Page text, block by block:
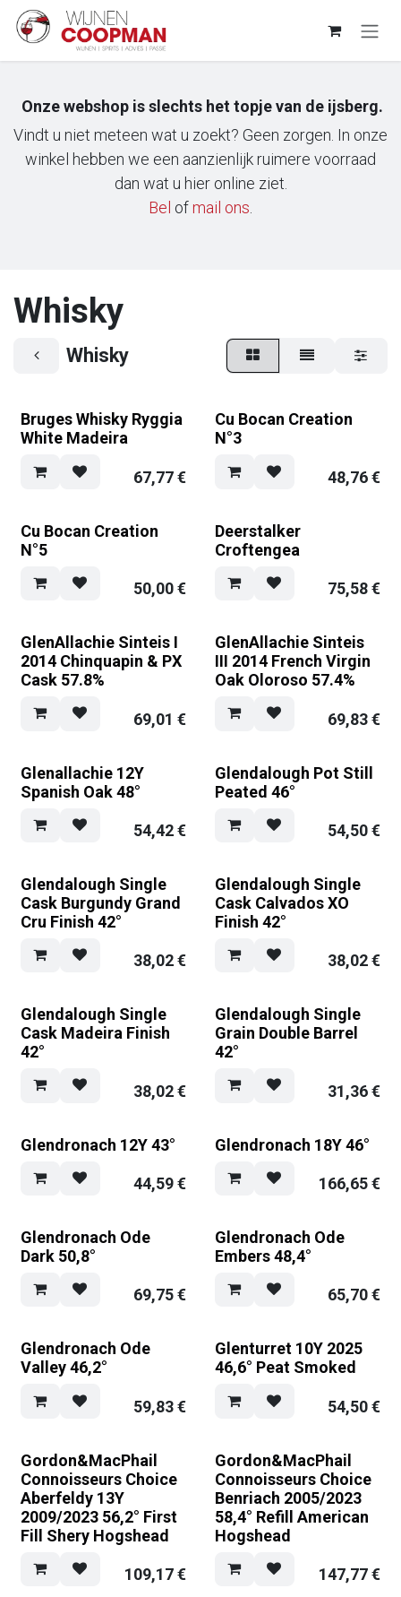
Overslaan naar inhoud
Onze webshop is slechts het topje van de ijsberg.
Vindt u niet meteen wat u zoekt? Geen zorgen. In onze
winkel hebben we een aanzienlijk ruimere voorraad
dan wat u hier online ziet.
Bel ofm​ail ons
Whisky
Whisky
Bruges Whisky Ryggia
White Madeira
67,77€
Cu Bocan Creation
N°3
48,76€
Cu Bocan Creation
N°5
50,00€
Deerstalker
Croftengea
75,58€
GlenAllachie Sinteis I
2014 Chinquapin & PX
Cask 57.8%
69,01 €
GlenAllachie Sinteis
III 2014 French Virgin
Oak Oloroso 57.4%
69,83€
Glenallachie 12Y
Spanish Oak 48°
54,42€
Glendalough Pot Still
Peated 46°
54,50€
Glendalough Single
Cask Burgundy Grand
Cru Finish 42°
38,02€
Glendalough Single
Cask Calvados XO
Finish 42°
38,02€
Glendalough Single
Cask Madeira Finish
42°
38,02€
Glendalough Single
Grain Double Barrel
42°
31,36€
Glendronach 12Y 43°
44,59€
Glendronach 18Y 46°
166,65€
Glendronach Ode
Dark 50,8°
69,75€
Glendronach Ode
Embers 48,4°
65,70€
Glendronach Ode
Valley 46,2°
59,83€
Glenturret 10Y 2025
46,6° Peat Smoked
54,50€
Gordon&MacPhail
Connoisseurs Choice
Aberfeldy 13Y
2009/2023 56,2° First
Fill Shery Hogshead
109,17€
Gordon&MacPhail
Connoisseurs Choice
Benriach 2005/2023
58,4° Refill American
Hogshead
147,77€